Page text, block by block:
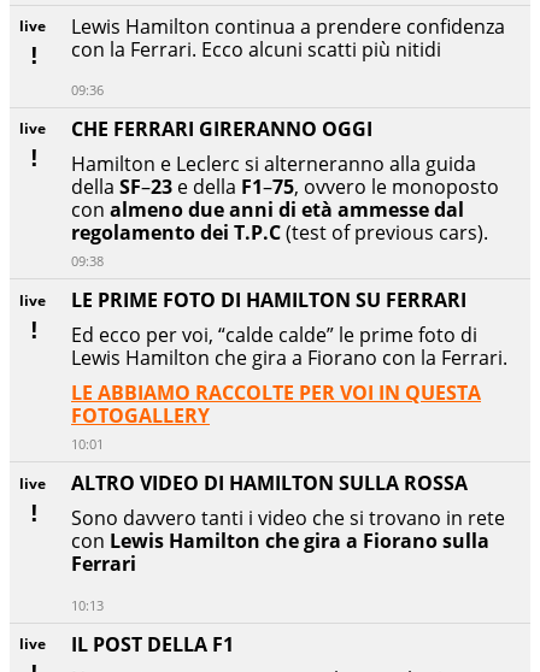
live
IL POST DELLA F1
live
ALTRO VIDEO DI HAMILTON SULLA ROSSA
Sono davvero tanti i video che si trovano in rete
con Lewis Hamilton che gira a Fiorano sulla
Ferrari
10:13
live
LE PRIME FOTO DI HAMILTON SU FERRARI
Ed ecco per voi, “calde calde” le prime foto di
Lewis Hamilton che gira a Fiorano con la Ferrari.
LE ABBIAMO RACCOLTE PER VOI IN QUESTA
FOTOGALLERY
10:01
live
CHE FERRARI GIRERANNO OGGI
Hamilton e Leclerc si alterneranno alla guida
della SF–23 e della F1–75, ovvero le monoposto
con almeno due anni di età ammesse dal
regolamento dei T.P.C(test of previous cars).
09:38
live
Lewis Hamilton continua a prendere confidenza
con la Ferrari. Ecco alcuni scatti più nitidi
09:36